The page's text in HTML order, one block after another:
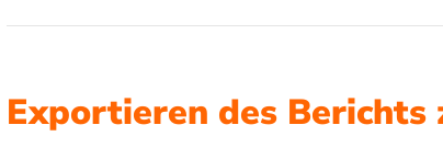
Exportieren des